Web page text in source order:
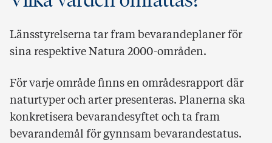
Länsstyrelserna tar fram bevarandeplaner för
sina respektive Natura 2000-områden.
För varje område finns en områdesrapport där
naturtyper och arter presenteras. Planerna ska
konkretisera bevarandesyftet och ta fram
bevarandemål för gynnsam bevarandestatus.